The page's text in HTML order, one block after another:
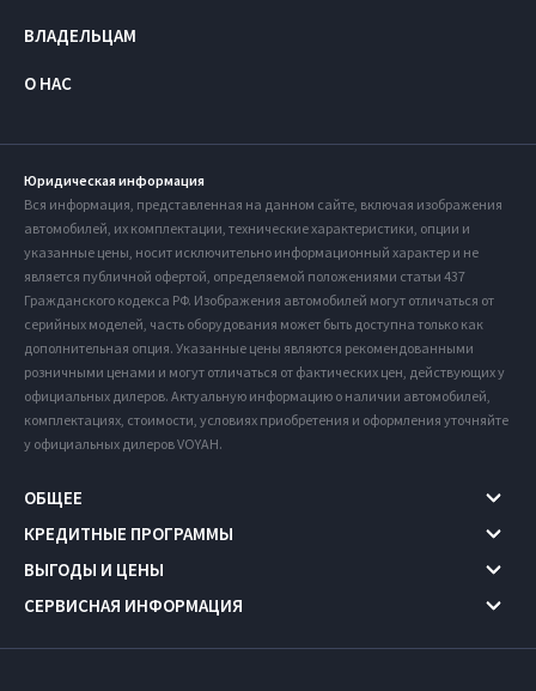
ВЛАДЕЛЬЦАМ
О НАС
Юридическая информация
Вся информация, представленная на данном сайте, включая изображения
автомобилей, их комплектации, технические характеристики, опции и
указанные цены, носит исключительно информационный характер и не
является публичной офертой, определяемой положениями статьи 437
Гражданского кодекса РФ. Изображения автомобилей могут отличаться от
серийных моделей, часть оборудования может быть доступна только как
дополнительная опция. Указанные цены являются рекомендованными
розничными ценами и могут отличаться от фактических цен, действующих у
официальных дилеров. Актуальную информацию о наличии автомобилей,
комплектациях, стоимости, условиях приобретения и оформления уточняйте
у официальных дилеров VOYAH.
ОБЩЕЕ
КРЕДИТНЫЕ ПРОГРАММЫ
ВЫГОДЫ И ЦЕНЫ
СЕРВИСНАЯ ИНФОРМАЦИЯ